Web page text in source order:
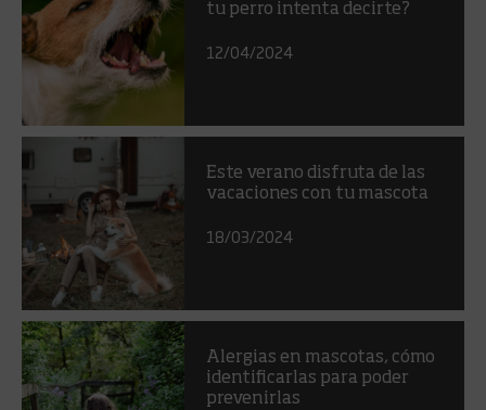
tu perro intenta decirte?
12/04/2024
Este verano disfruta de las
vacaciones con tu mascota
18/03/2024
Alergias en mascotas, cómo
identificarlas para poder
prevenirlas